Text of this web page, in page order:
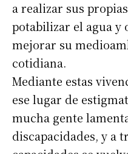
a realizar sus
potabilizar el agua y
mejorar su
cotidiana.
Mediante estas
ese lugar de
mucha gente
discapacidades, y a